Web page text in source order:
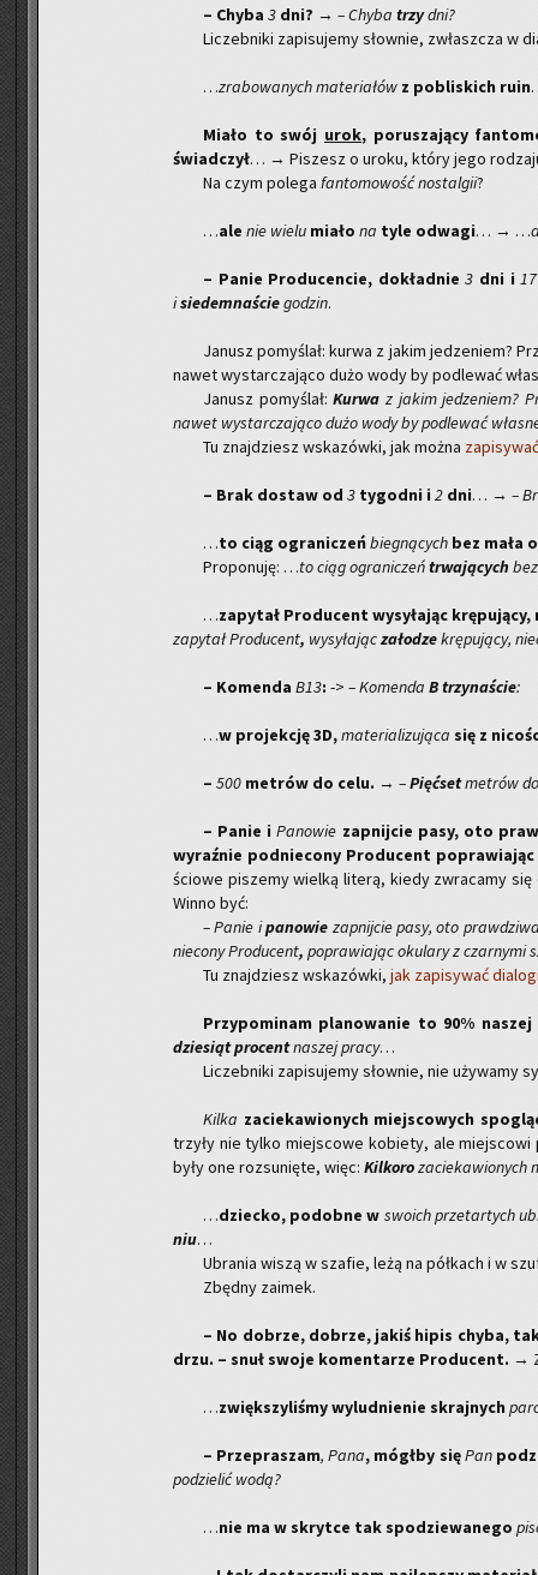
– Chyba 3 dni? → – Chyba trzydni?
Li­czeb­ni­ki za­pi­su­je­my słow­nie, zwłasz­cza w
…zra­bo­wa­nych ma­te­ria­łów z po­bli­skich ruin
Miało to swój urok, po­ru­sza­ją­cy
świad­czył… → Pi­szesz o uroku, który jego
Na czym po­le­ga fan­to­mo­wość no­stal­gii?
…ale nie wielu miało na tyle od­wa­gi… → …
– Panie Pro­du­cen­cie, do­kład­nie3 dni i17
isie­dem­na­ściego­dzin.
Ja­nusz po­my­ślał: kurwa z jakim je­dze­niem?
nawet wy­star­cza­ją­co dużo wody by pod­le­wać
Ja­nusz po­my­ślał:Kurwa z jakim je­dze­niem?
nawet wy­star­cza­ją­co dużo wody by pod­le­wać
Tu znaj­dziesz wska­zów­ki, jak można
– Brak do­staw od 3 ty­go­dni i 2 dni… → –
…to ciąg ogra­ni­czeńbie­gną­cych bez mała
Pro­po­nu­ję: …to ciąg ogra­ni­czeńtrwa­ją­cych
…za­py­tał Pro­du­cent wy­sy­ła­jąc
za­py­tał Pro­du­cent, wy­sy­ła­jącza­ło­dzekrę­pu­ją­cy,
– Ko­men­da B13: -> – Ko­men­da Btrzy­na­ście:
…w pro­jek­cję 3D,ma­te­ria­li­zu­ją­ca się z
– 500 me­trów do celu. → –Pięć­setme­trów
– Panie iPa­no­wie za­pnij­cie pasy, oto
wy­raź­nie pod­nie­co­ny Pro­du­cent
ścio­we pi­sze­my wiel­ką li­te­rą, kiedy zwra­ca­my
Winno być:
– Panie ipa­no­wie za­pnij­cie pasy, oto
nie­co­ny Pro­du­cent, po­pra­wia­jąc oku­la­ry z czar­ny­mi
Tu znaj­dziesz wska­zów­ki, jak za­pi­sy­wać
Przy­po­mi­nam pla­no­wa­nie to 90% na­szej
dzie­siąt pro­centna­szej pracy…
Li­czeb­ni­ki za­pi­su­je­my słow­nie, nie uży­wa­my
Kilka za­cie­ka­wio­nych miej­sco­wych
trzy­ły nie tylko miej­sco­we ko­bie­ty, ale
były one roz­su­nię­te, więc: Kil­ko­roza­cie­ka­wio­nych
…dziec­ko, po­dob­ne w swo­ich prze­tar­tych
niu…
Ubra­nia wiszą w sza­fie, leżą na pół­kach i w
Zbęd­ny za­imek.
– No do­brze, do­brze, jakiś hipis chyba,
drzu. – snuł swoje ko­men­ta­rze Pro­du­cent. →
…zwięk­szy­li­śmy wy­lud­nie­nie skraj­nych
– Prze­pra­szam, Pana, mógł­by sięPan
po­dzie­lić wodą?
…nie ma w skryt­ce tak spo­dzie­wa­ne­go